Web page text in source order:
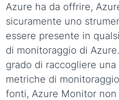
Azure ha da offrire,
sicuramente uno
essere presente in
di monitoraggio di
grado di raccogliere
metriche di
fonti, Azure Monitor